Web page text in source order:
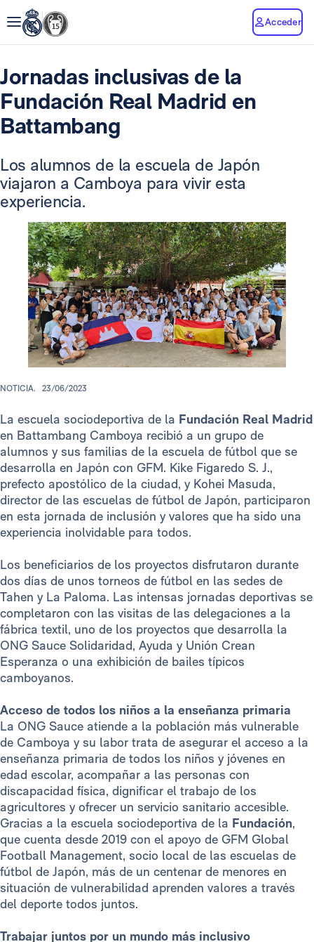
Acceder
Jornadas inclusivas de la
Fundación Real Madrid en
Battambang
Los alumnos de la escuela de Japón
viajaron a Camboya para vivir esta
experiencia.
NOTICIA. 23/06/2023
La escuela sociodeportiva de la Fundación Real Madrid
en Battambang Camboya recibió a un grupo de
alumnos y sus familias de la escuela de fútbol que se
desarrolla en Japón con GFM. Kike Figaredo S. J.,
prefecto apostólico de la ciudad, y Kohei Masuda,
director de las escuelas de fútbol de Japón, participaron
en esta jornada de inclusión y valores que ha sido una
experiencia inolvidable para todos.
Los beneficiarios de los proyectos disfrutaron durante
dos días de unos torneos de fútbol en las sedes de
Tahen y La Paloma. Las intensas jornadas deportivas se
completaron con las visitas de las delegaciones a la
fábrica textil, uno de los proyectos que desarrolla la
ONG Sauce Solidaridad, Ayuda y Unión Crean
Esperanza o una exhibición de bailes típicos
camboyanos.
Acceso de todos los niños a la enseñanza primaria
La ONG Sauce atiende a la población más vulnerable
de Camboya y su labor trata de asegurar el acceso a la
enseñanza primaria de todos los niños y jóvenes en
edad escolar, acompañar a las personas con
discapacidad física, dignificar el trabajo de los
agricultores y ofrecer un servicio sanitario accesible.
Gracias a la escuela sociodeportiva de la Fundación,
que cuenta desde 2019 con el apoyo de GFM Global
Football Management, socio local de las escuelas de
fútbol de Japón, más de un centenar de menores en
situación de vulnerabilidad aprenden valores a través
del deporte todos juntos.
Trabajar juntos por un mundo más inclusivo